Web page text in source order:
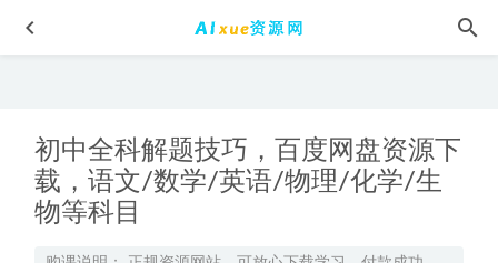
初中全科解题技巧，百度网盘资源下
载，语文/数学/英语/物理/化学/生
物等科目